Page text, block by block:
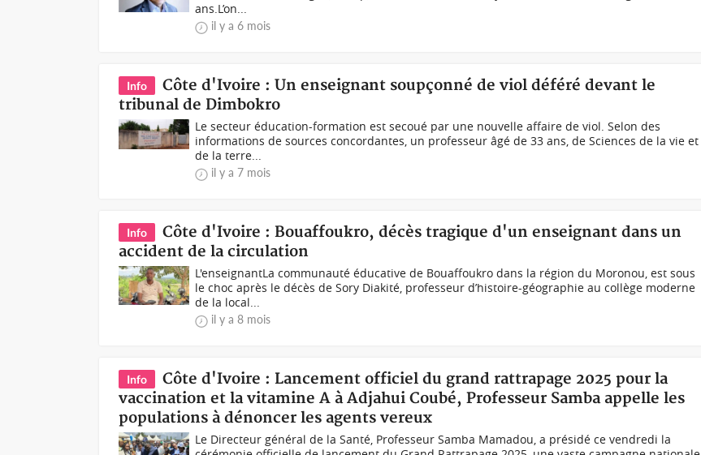
ans.L’on...
il y a 6 mois
Info
Côte d'Ivoire : Un enseignant soupçonné de viol déféré devant le
tribunal de Dimbokro
Le secteur éducation-formation est secoué par une nouvelle affaire de viol. Selon des
informations de sources concordantes, un professeur âgé de 33 ans, de Sciences de la vie et
de la terre...
il y a 7 mois
Info
Côte d'Ivoire : Bouaffoukro, décès tragique d'un enseignant dans un
accident de la circulation
L'enseignantLa communauté éducative de Bouaffoukro dans la région du Moronou, est sous
le choc après le décès de Sory Diakité, professeur d’histoire-géographie au collège moderne
de la local...
il y a 8 mois
Info
Côte d'Ivoire : Lancement officiel du grand rattrapage 2025 pour la
vaccination et la vitamine A à Adjahui Coubé, Professeur Samba appelle les
populations à dénoncer les agents vereux
Le Directeur général de la Santé, Professeur Samba Mamadou, a présidé ce vendredi la